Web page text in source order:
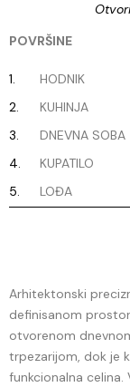
POVRŠINE
1. HODNIK
2.
KUHINJA
3.
DNEVNA SOBA
4.
KUPATILO
5.
LOĐA
Arhitektonski
definisanom
otvorenom
trpezarijom, dok je
funkcionalna celina.